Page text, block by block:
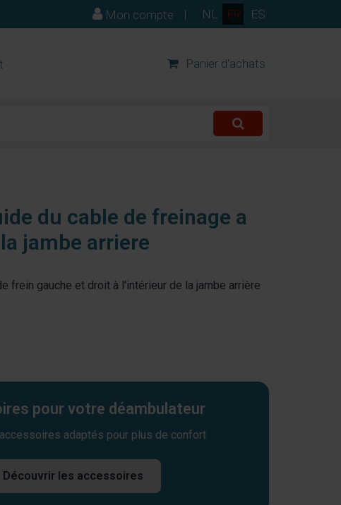
NL FR ES
Mon compte |
Panier d'achats
du cable de freinage a
jambe arriere
frein gauche et droit à l'intérieur de la jambe arrière
pour votre déambulateur
adaptés pour plus de confort
Découvrir les accessoires